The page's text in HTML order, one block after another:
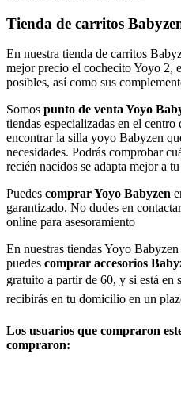
Tienda de carritos
En nuestra tienda de carritos
mejor precio el cochecito Yoyo 2,
posibles, así como sus
Somos punto de venta Yoyo
tiendas especializadas en el
encontrar la silla yoyo Babyzen
necesidades. Podrás comprobar
recién nacidos se adapta mejor a
Puedes comprar Yoyo Babyzen
garantizado. No dudes en
online para asesoramiento
En nuestras tiendas Yoyo
puedes comprar accesorios
gratuito a partir de 60, y si está
recibirás en tu domicilio en un
Los usuarios que compraron
compraron: